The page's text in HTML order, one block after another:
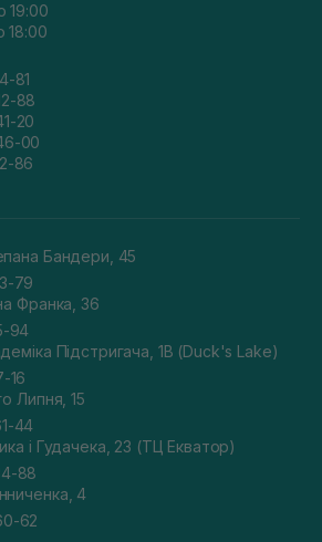
19:00
18:00
81
88
20
00
86
Бандери, 45
79
Франка, 36
94
Підстригача, 1В (Duck's Lake)
16
Липня, 15
44
і Гудачека, 23 (ТЦ Екватор)
88
4
62